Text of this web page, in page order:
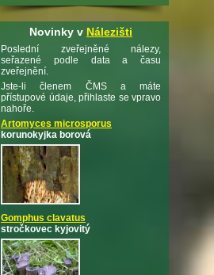
Novinky v Nálezišti
Poslední zveřejněné nálezy,
seřazené podle data a času
zveřejnění.
Jste-li členem ČMS a máte
přístupové údaje, přihlaste se vpravo
nahoře.
Artomyces microsporus
korunokyjka borová
Gomphus clavatus
stročkovec kyjovitý